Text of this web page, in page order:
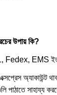
উপায় কি?
EMS
অ্যাকাউন্ট
পাঠাতে সাহায্য